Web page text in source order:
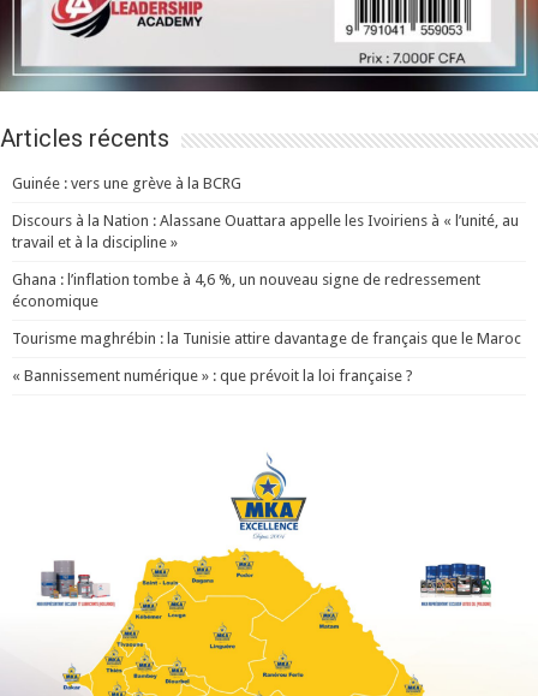
Articles récents
Guinée : vers une grève à la BCRG
Discours à la Nation : Alassane Ouattara appelle les Ivoiriens à « l’unité, au
travail et à la discipline »
Ghana : l’inflation tombe à 4,6 %, un nouveau signe de redressement
économique
Tourisme maghrébin : la Tunisie attire davantage de français que le Maroc
« Bannissement numérique » : que prévoit la loi française ?